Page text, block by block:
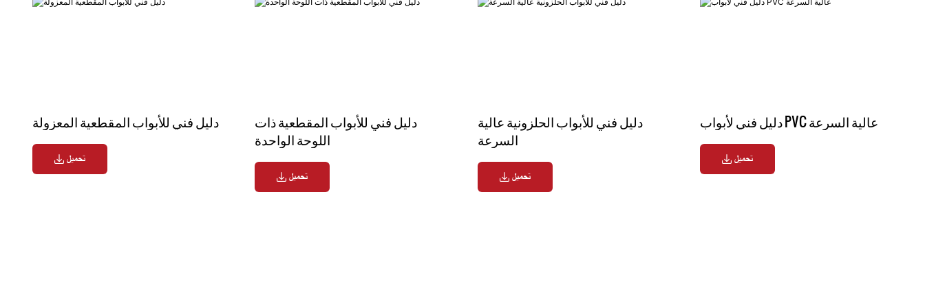
دليل فني للأبواب المقطعية المعزولة
تحميل
دليل فني للأبواب المقطعية ذات
اللوحة الواحدة
تحميل
دليل فني للأبواب الحلزونية عالية
السرعة
تحميل
دليل فني لأبواب PVC عالية السرعة
تحميل